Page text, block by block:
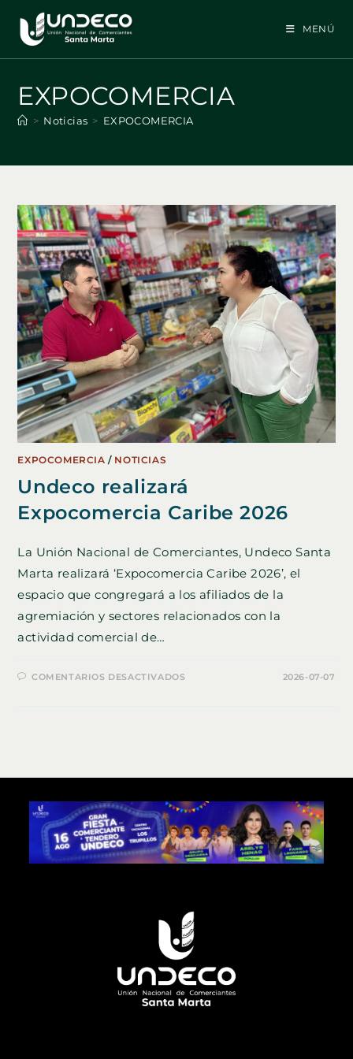
contenido
MENÚ
EXPOCOMERCIA
> Noticias > EXPOCOMERCIA
EXPOCOMERCIA / NOTICIAS
Undeco realizará
Expocomercia Caribe 2026
La Unión Nacional de Comerciantes, Undeco Santa
Marta realizará ‘Expocomercia Caribe 2026’, el
espacio que congregará a los afiliados de la
agremiación y sectores relacionados con la
actividad comercial de…
COMENTARIOS DESACTIVADOSEN 2026-07-07